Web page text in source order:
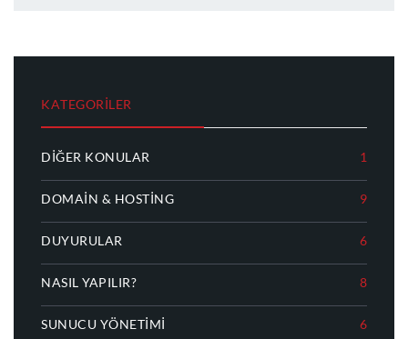
KATEGORILER
DIĞER KONULAR 1
DOMAIN & HOSTING 9
DUYURULAR 6
NASIL YAPILIR? 8
SUNUCU YÖNETIMI 6